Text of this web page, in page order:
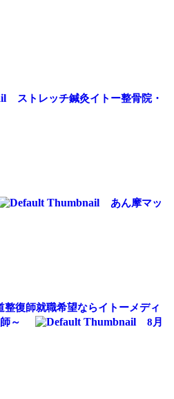
ストレッチ鍼灸イトー整骨院・
あん摩マッ
復師就職希望ならイトーメディ
～
8月